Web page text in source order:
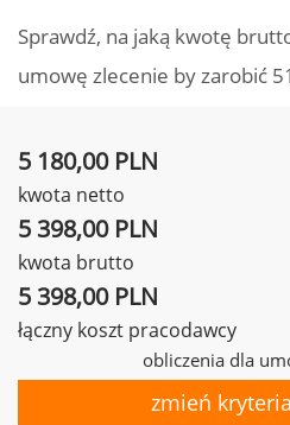
Sprawdź, na jaką kwotę
umowę zlecenie by zarobić
5 180,00 PLN
kwota netto
5 398,00 PLN
kwota brutto
5 398,00 PLN
łączny koszt pracodawcy
obliczenia dla
zmień